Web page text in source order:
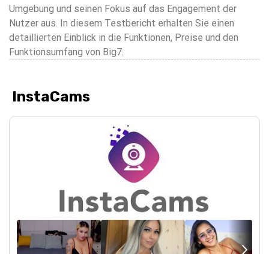
Umgebung und seinen Fokus auf das Engagement der
Nutzer aus. In diesem Testbericht erhalten Sie einen
detaillierten Einblick in die Funktionen, Preise und den
Funktionsumfang von Big7.
InstaCams